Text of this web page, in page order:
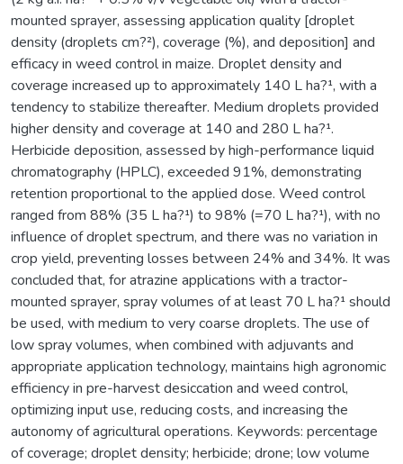
mounted sprayer, assessing application quality [droplet
density (droplets cm?²), coverage (%), and deposition] and
efficacy in weed control in maize. Droplet density and
coverage increased up to approximately 140 L ha?¹, with a
tendency to stabilize thereafter. Medium droplets provided
higher density and coverage at 140 and 280 L ha?¹.
Herbicide deposition, assessed by high-performance liquid
chromatography (HPLC), exceeded 91%, demonstrating
retention proportional to the applied dose. Weed control
ranged from 88% (35 L ha?¹) to 98% (=70 L ha?¹), with no
influence of droplet spectrum, and there was no variation in
crop yield, preventing losses between 24% and 34%. It was
concluded that, for atrazine applications with a tractor-
mounted sprayer, spray volumes of at least 70 L ha?¹ should
be used, with medium to very coarse droplets. The use of
low spray volumes, when combined with adjuvants and
appropriate application technology, maintains high agronomic
efficiency in pre-harvest desiccation and weed control,
optimizing input use, reducing costs, and increasing the
autonomy of agricultural operations. Keywords: percentage
of coverage; droplet density; herbicide; drone; low volume